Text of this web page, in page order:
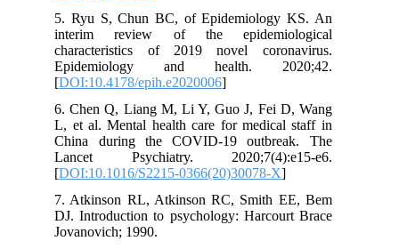
5. Ryu S, Chun BC, of Epidemiology KS. An
interim review of the epidemiological
characteristics of 2019 novel coronavirus.
Epidemiology and health. 2020;42.
[DOI:10.4178/epih.e2020006
6. Chen Q, Liang M, Li Y, Guo J, Fei D, Wang
L, et al. Mental health care for medical staff in
China during the COVID-19 outbreak. The
Lancet Psychiatry. 2020;7(4):e15-e6.
[DOI:10.1016/S2215-0366(20)30078-X
7. Atkinson RL, Atkinson RC, Smith EE, Bem
DJ. Introduction to psychology: Harcourt Brace
Jovanovich; 1990.